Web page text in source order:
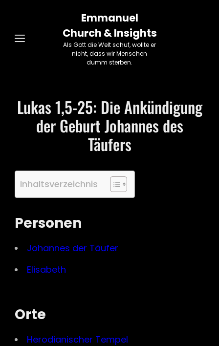
Emmanuel
Church & Insights
Als Gott die Welt schuf, wollte er
nicht, dass wir Menschen
dumm sterben.
Lukas 1,5-25: Die Ankündigung
der Geburt Johannes des
Täufers
Inhaltsverzeichnis
Personen
Johannes der Täufer
Elisabeth
Orte
Herodianischer Tempel